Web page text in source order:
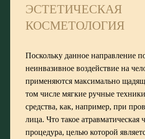
ЭСТЕТИЧЕСКАЯ
КОСМЕТОЛОГИЯ
Поскольку данное направление
неинвазивное воздействие на
применяются максимально
том числе мягкие ручные
средства, как, например, при
лица. Что такое атравматическая
процедура, целью которой